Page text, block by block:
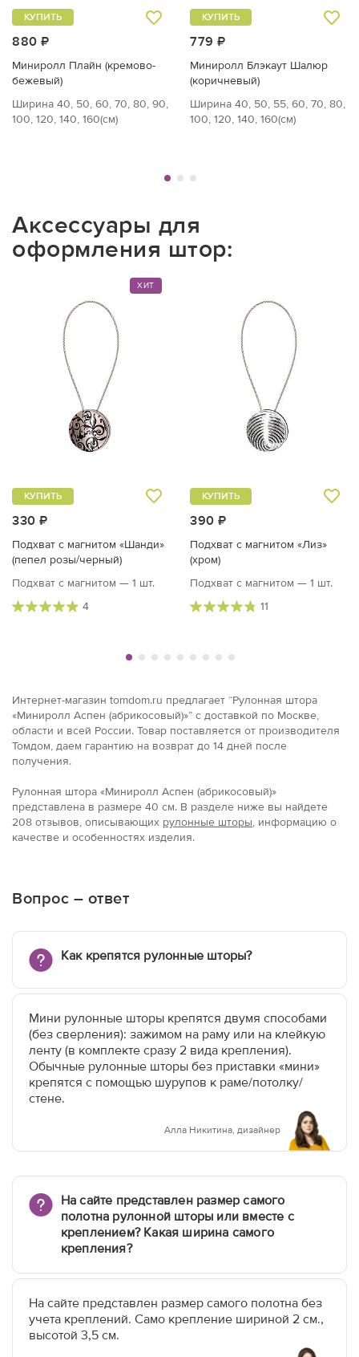
880 ₽
КУПИТЬ
Миниролл Плайн (кремово-
бежевый)
Ширина 40, 50, 60, 70, 80, 90,
100, 120, 140, 160(см)
779 ₽
КУПИТЬ
Миниролл Блэкаут Шалюр
(коричневый)
Ширина 40, 50, 55, 60, 70, 80,
100, 120, 140, 160(см)
Аксессуары для
оформления штор:
ХИТ
330 ₽
КУПИТЬ
Подхват с магнитом «Шанди»
(пепел розы/черный)
Подхват с магнитом — 1 шт.
4
390 ₽
КУПИТЬ
Подхват с магнитом «Лиз»
(хром)
Подхват с магнитом — 1 шт.
11
Интернет-магазин tomdom.ru предлагает “Рулонная штора
«Миниролл Аспен (абрикосовый)»” с доставкой по Москве,
области и всей России. Товар поставляется от производителя
Томдом, даем гарантию на возврат до 14 дней после
получения.
Рулонная штора «Миниролл Аспен (абрикосовый)»
представлена в размерe 40 см. В разделе ниже вы найдете
208 отзывов, описывающих рулонные шторы, информацию о
качестве и особенностях изделия.
Вопрос – ответ
Как крепятся рулонные шторы?
Мини рулонные шторы крепятся двумя способами
(без сверления): зажимом на раму или на клейкую
ленту (в комплекте сразу 2 вида крепления).
Обычные рулонные шторы без приставки «мини»
крепятся с помощью шурупов к раме/потолку/
стене.
Алла Никитина, дизайнер
На сайте представлен размер самого
полотна рулонной шторы или вместе с
креплением? Какая ширина самого
крепления?
На сайте представлен размер самого полотна без
учета креплений. Само крепление шириной 2 см.,
высотой 3,5 см.